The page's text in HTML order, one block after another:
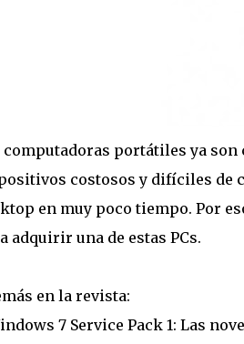
computadoras portátiles ya son
costosos y difíciles de
en muy poco tiempo. Por
adquirir una de estas PCs.
en la revista:
7 Service Pack 1: Las